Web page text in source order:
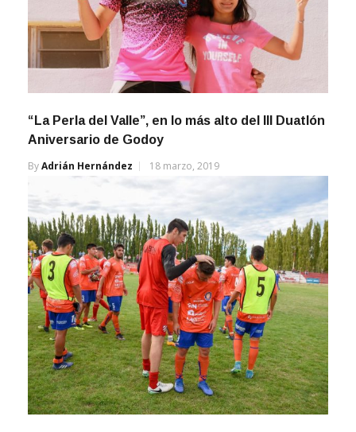
“La Perla del Valle”, en lo más alto del III Duatlón
Aniversario de Godoy
ByAdrián Hernández 18 marzo, 2019